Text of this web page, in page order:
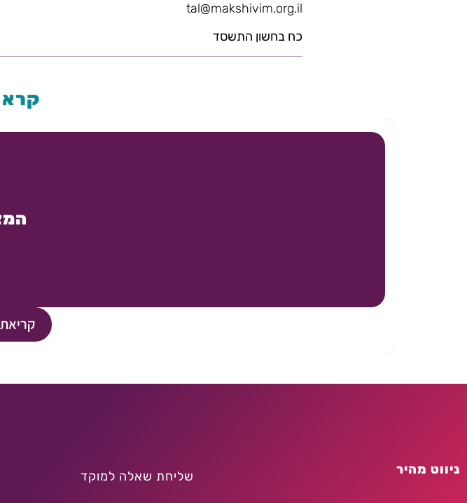
tal@makshivim.org.il
כח בחשון התשסד
קרא
ניווט מהיר שליחת שאלה למוקד